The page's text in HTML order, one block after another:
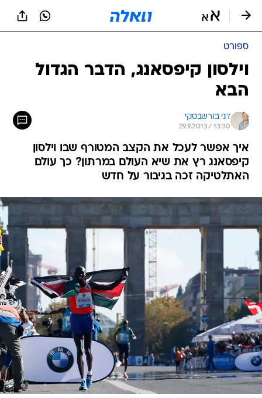
ספורט
וילסון קיפסאנג, הדבר הגדול
הבא
דני בורשבסקי
29.9.2013 / 13:30
איך אפשר לעכל את הקצב המטורף שבו וילסון
קיפסאנג רץ את שיא העולם במרתון? כך עולם
האתלטיקה זכה בגיבור על חדש